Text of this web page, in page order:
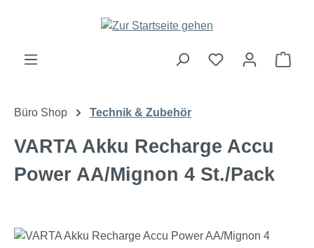
Zum Hauptinhalt springen
Büro Shop Technik & Zubehör
VARTA Akku Recharge Accu
Power AA/Mignon 4 St./Pack
Bildergalerie überspringen